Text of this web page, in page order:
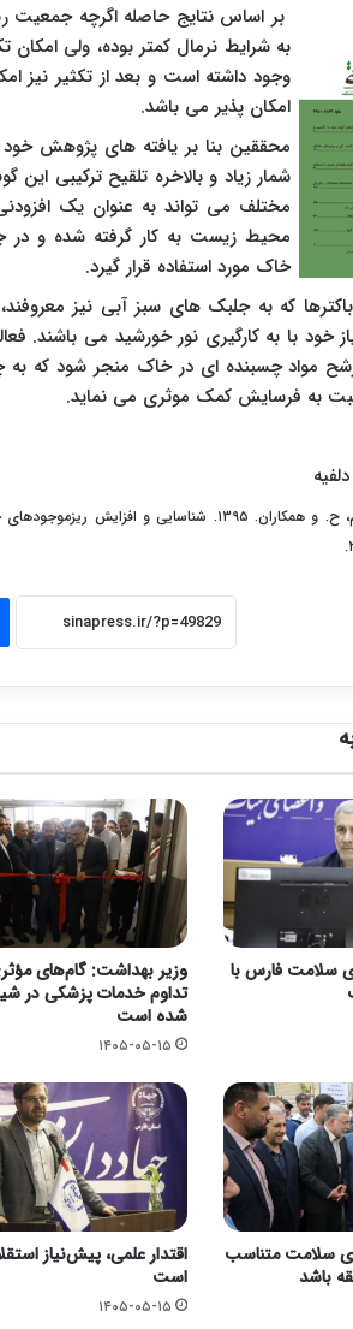
بر اساس نتایج حاصله اگرچه
به شرایط نرمال کمتر بوده، ولی امکان
وجود داشته است و بعد از تکثیر نیز
امکان پذیر می باشد.
محققین بنا بر یافته های پژوهش خود
شمار زیاد و بالاخره تلقیح ترکیبی
مختلف می تواند به عنوان یک افزودنی
محیط زیست به کار گرفته شده و
خاک مورد استفاده قرار گیرد.
که به جلبک های سبز آبی نیز
خود با به کارگیری نور خورشید می باشند.
مواد چسبنده ای در خاک منجر شود که به
به فرسایش کمک موثری می نماید.
خیرفام، ح. و همکاران. ۱۳۹۵. شناسایی و
سلامت فارس با
وزیر بهداشت: گام‌های
تداوم خدمات پزشکی در
شده است
۱۴۰۵-۰۵-۱۵
سلامت متناسب
باشد
اقتدار علمی، پیش‌نیاز
است
۱۴۰۵-۰۵-۱۵